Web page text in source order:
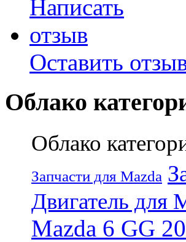
Оставить
Облако
Облако
Запчасти для Mazda
Двигатель для
Mazda 6 GG